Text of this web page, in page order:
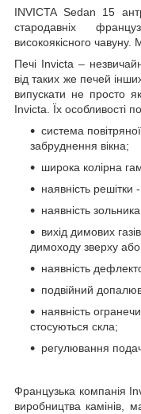
INVICTA Sedan 15
стародавніх
високоякісного
Печі Invicta –
від таких же печей
випускати не просто
Invicta. Їх особливості
система
забруднення вікна;
широка колірна
наявність решітки
наявність
вихід димових
димоходу зверху або
наявність
подвійний
наявність
стосуються скла;
регулювання
Французька компанія
виробництва камінів,